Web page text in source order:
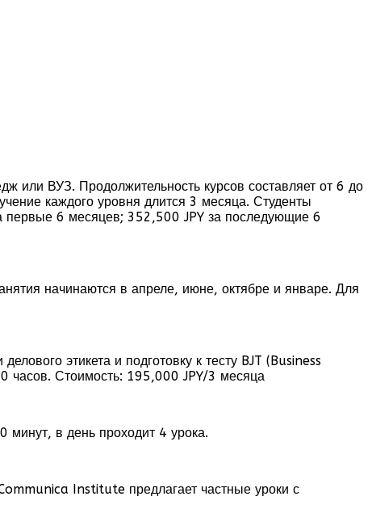
или ВУЗ. Продолжительность курсов составляет от 6 до
каждого уровня длится 3 месяца. Студенты
первые 6 месяцев; 352,500 JPY за последующие 6
начинаются в апреле, июне, октябре и январе. Для
этикета и подготовку к тесту BJT (Business
часов. Стоимость: 195,000 JPY/3 месяца
минут, в день проходит 4 урока.
Institute предлагает частные уроки с